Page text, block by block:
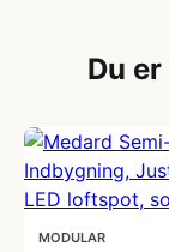
Du
MODULAR